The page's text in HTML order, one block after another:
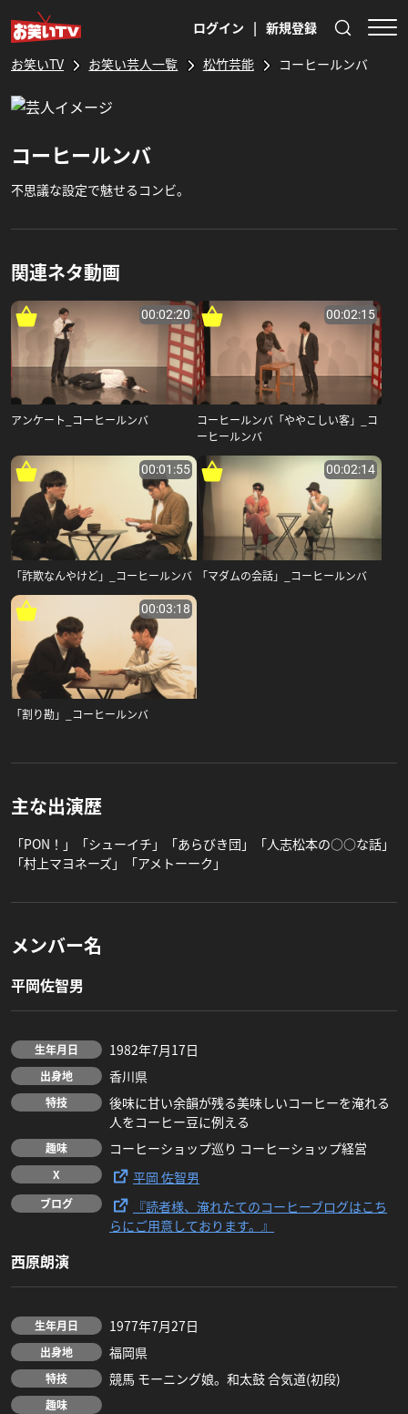
ログイン | 新規登録
お笑いTV お笑い芸人一覧 松竹芸能 コーヒールンバ
コーヒールンバ
不思議な設定で魅せるコンビ。
関連ネタ動画
00:02:20
アンケート_コーヒールンバ
00:02:15
コーヒールンバ「ややこしい客」_コ
ーヒールンバ
00:01:55
「詐欺なんやけど」_コーヒールンバ
00:02:14
「マダムの会話」_コーヒールンバ
00:03:18
「割り勘」_コーヒールンバ
主な出演歴
「PON！」「シューイチ」「あらびき団」「人志松本の○○な話」
「村上マヨネーズ」「アメトーーク」
メンバー名
平岡佐智男
生年月日 1982年7月17日
出身地 香川県
特技
後味に甘い余韻が残る美味しいコーヒーを淹れる
人をコーヒー豆に例える
趣味 コーヒーショップ巡り コーヒーショップ経営
X 平岡 佐智男
ブログ
『読者様、淹れたてのコーヒーブログはこち
らにご用意しております。』
西原朗演
生年月日 1977年7月27日
出身地 福岡県
特技 競馬 モーニング娘。和太鼓 合気道(初段)
趣味